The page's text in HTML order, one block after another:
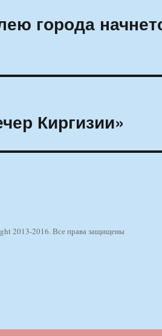
города
Киргизии»
2013-2016. Все права защищены